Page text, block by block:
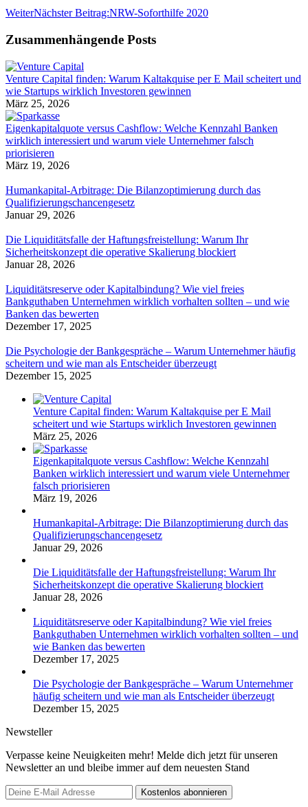
WeiterNächster Beitrag:NRW-Soforthilfe 2020
Zusammenhängende Posts
Venture Capital finden: Warum Kaltakquise per E Mail scheitert und
wie Startups wirklich Investoren gewinnen
März 25, 2026
Eigenkapitalquote versus Cashflow: Welche Kennzahl Banken
wirklich interessiert und warum viele Unternehmer falsch
priorisieren
März 19, 2026
Humankapital-Arbitrage: Die Bilanzoptimierung durch das
Qualifizierungschancengesetz
Januar 29, 2026
Die Liquiditätsfalle der Haftungsfreistellung: Warum Ihr
Sicherheitskonzept die operative Skalierung blockiert
Januar 28, 2026
Liquiditätsreserve oder Kapitalbindung? Wie viel freies
Bankguthaben Unternehmen wirklich vorhalten sollten – und wie
Banken das bewerten
Dezember 17, 2025
Die Psychologie der Bankgespräche – Warum Unternehmer häufig
scheitern und wie man als Entscheider überzeugt
Dezember 15, 2025
Venture Capital finden: Warum Kaltakquise per E Mail
scheitert und wie Startups wirklich Investoren gewinnen
März 25, 2026
Eigenkapitalquote versus Cashflow: Welche Kennzahl
Banken wirklich interessiert und warum viele Unternehmer
falsch priorisieren
März 19, 2026
Humankapital-Arbitrage: Die Bilanzoptimierung durch das
Qualifizierungschancengesetz
Januar 29, 2026
Die Liquiditätsfalle der Haftungsfreistellung: Warum Ihr
Sicherheitskonzept die operative Skalierung blockiert
Januar 28, 2026
Liquiditätsreserve oder Kapitalbindung? Wie viel freies
Bankguthaben Unternehmen wirklich vorhalten sollten – und
wie Banken das bewerten
Dezember 17, 2025
Die Psychologie der Bankgespräche – Warum Unternehmer
häufig scheitern und wie man als Entscheider überzeugt
Dezember 15, 2025
Newsteller
Verpasse keine Neuigkeiten mehr! Melde dich jetzt für unseren
Newsletter an und bleibe immer auf dem neuesten Stand